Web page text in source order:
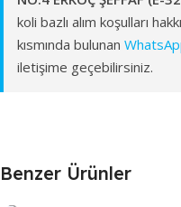
koli bazlı alım koşulları
kısmında bulunan
iletişime geçebilirsiniz.
Benzer Ürünler